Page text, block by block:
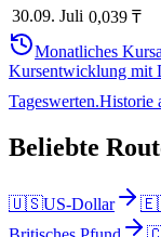
30.09. Juli 0,039 ₸
Monatliches
Kursentwicklung mit
Tageswerten.Historie
Beliebte
🇺🇸US-Dollar